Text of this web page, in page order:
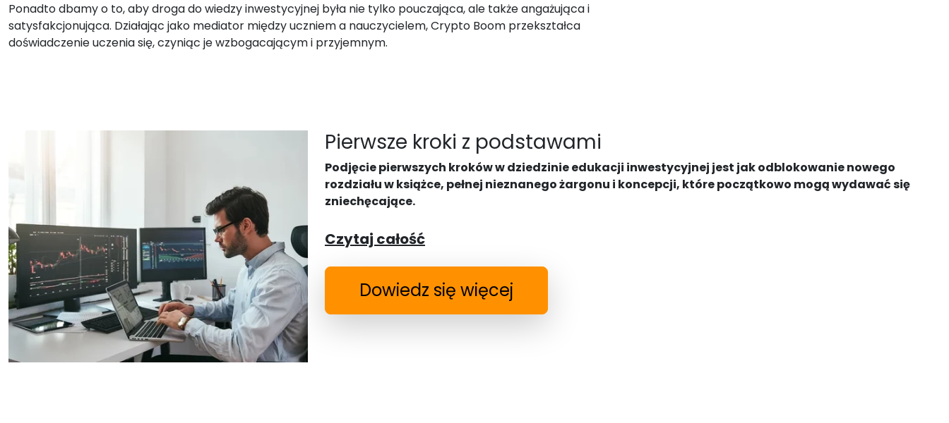
Ponadto dbamy o to, aby droga do wiedzy inwestycyjnej była nie tylko pouczająca, ale także angażująca i
satysfakcjonująca. Działając jako mediator między uczniem a nauczycielem, Crypto Boom przekształca
doświadczenie uczenia się, czyniąc je wzbogacającym i przyjemnym.
Pierwsze kroki z podstawami
Podjęcie pierwszych kroków w dziedzinie edukacji inwestycyjnej jest jak odblokowanie nowego
rozdziału w książce, pełnej nieznanego żargonu i koncepcji, które początkowo mogą wydawać się
zniechęcające.
Czytaj całość
Dowiedz się więcej